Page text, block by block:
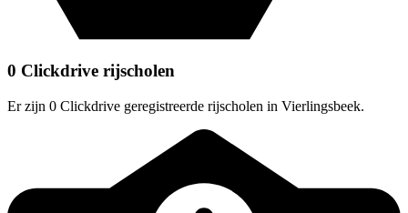
0 Clickdrive rijscholen
Er zijn 0 Clickdrive geregistreerde rijscholen in Vierlingsbeek.